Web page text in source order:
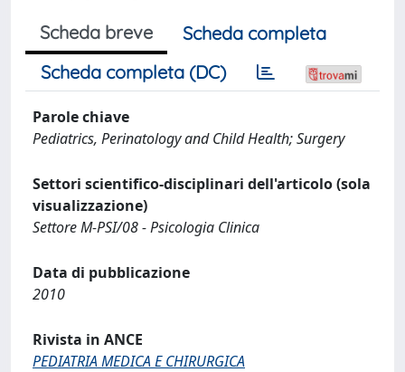
Scheda breve
Scheda completa
Scheda completa (DC)
Parole chiave
Pediatrics, Perinatology and Child Health; Surgery
Settori scientifico-disciplinari dell'articolo (sola
visualizzazione)
Settore M-PSI/08 - Psicologia Clinica
Data di pubblicazione
2010
Rivista in ANCE
PEDIATRIA MEDICA E CHIRURGICA